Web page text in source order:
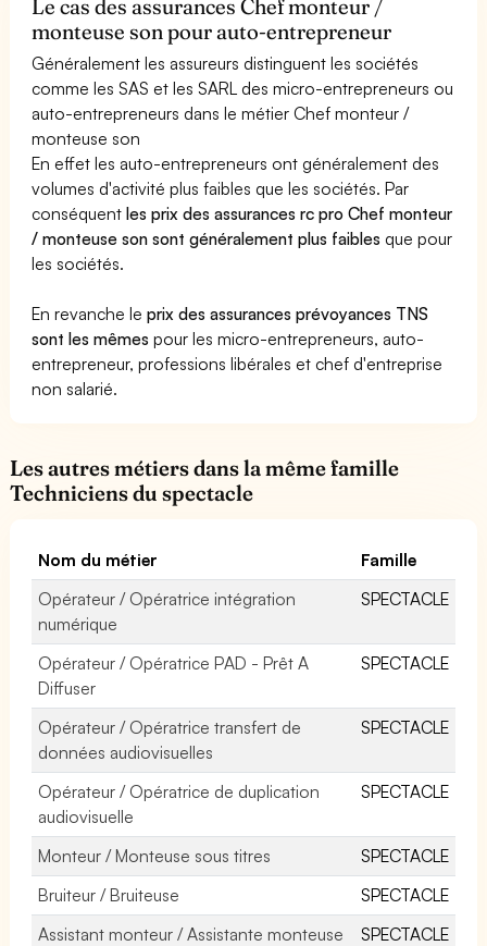
Le cas des assurances Chef monteur /
monteuse son pour auto-entrepreneur
Généralement les assureurs distinguent les sociétés
comme les SAS et les SARL des micro-entrepreneurs ou
auto-entrepreneurs dans le métier Chef monteur /
monteuse son
En effet les auto-entrepreneurs ont généralement des
volumes d'activité plus faibles que les sociétés. Par
conséquentles prix des assurances rc pro Chef monteur
/ monteuse son sont généralement plus faibles que pour
les sociétés.
En revanche leprix des assurances prévoyances TNS
sont les mêmes pour les micro-entrepreneurs, auto-
entrepreneur, professions libérales et chef d'entreprise
non salarié.
Les autres métiers dans la même famille
Techniciens du spectacle
Nom du métier
Famille
Opérateur / Opératrice intégration
numérique
SPECTACLE
Opérateur / Opératrice PAD - Prêt A
Diffuser
SPECTACLE
Opérateur / Opératrice transfert de
données audiovisuelles
SPECTACLE
Opérateur / Opératrice de duplication
audiovisuelle
SPECTACLE
Monteur / Monteuse sous titres
SPECTACLE
Bruiteur / Bruiteuse
SPECTACLE
Assistant monteur / Assistante monteuse
SPECTACLE